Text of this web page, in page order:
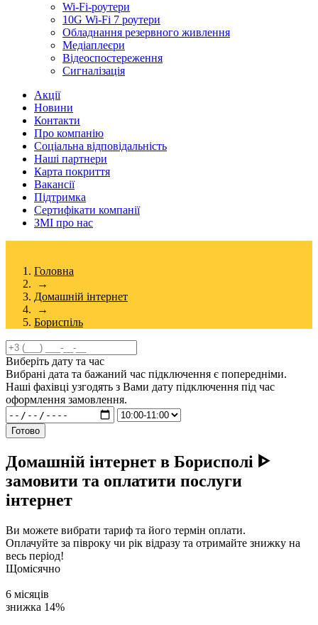
Wi-Fi-роутери
10G Wi-Fi 7 роутери
Обладнання резервного живлення
Медiаплеєри
Відеоспостереження
Сигналізація
Акції
Новини
Контакти
Про компанію
Соціальна відповідальність
Наші партнери
Карта покриття
Вакансії
Підтримка
Сертифікати компанії
ЗМІ про нас
Головна
→
Домашній інтернет
→
Бориспіль
Виберіть дату та час
Вибрані дата та бажаний час підключення є попередніми.
Наші фахівці узгодять з Вами дату підключення під час
оформлення замовлення.
Готово
Домашній інтернет в Борисполі ᐈ
замовити та оплатити послуги
інтернет
Ви можете вибрати тариф та його термін оплати.
Оплачуйте за півроку чи рік відразу та отримайте знижку на
весь період!
Щомісячно
6 місяців
знижка 14%